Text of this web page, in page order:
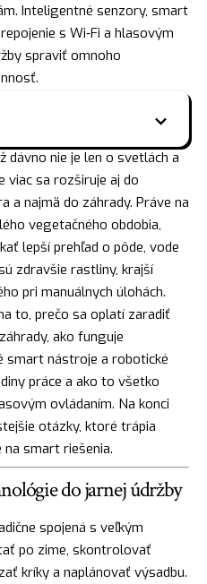
Inteligentné senzory, smart
s Wi‑Fi a hlasovým
spraviť omnoho
dávno nie je len o svetlách a
sa rozširuje aj do
a najmä do záhrady. Práve na
vegetačného obdobia,
lepší prehľad o pôde, vode
zdravšie rastliny, krajší
pri manuálnych úlohách.
to, prečo sa oplatí zaradiť
ako funguje
smart nástroje a robotické
práce a ako to všetko
ovládaním. Na konci
otázky, ktoré trápia
smart riešenia.
do jarnej údržby
spojená s veľkým
po zime, skontrolovať
kríky a naplánovať výsadbu.